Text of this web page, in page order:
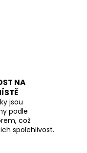
NA
jsou
podle
což
spolehlivost.